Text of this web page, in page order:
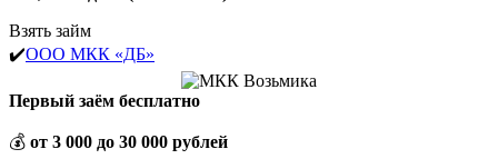
Взять займ
✔️ООО МКК «ДБ»
Первый заём бесплатно
💰 от 3 000 до 30 000 рублей